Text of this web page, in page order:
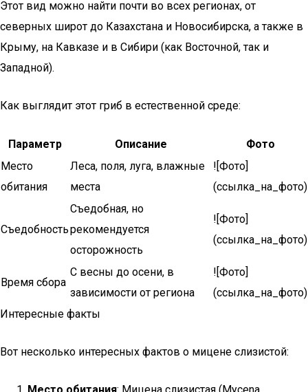
Этот вид можно найти почти во всех регионах, от
северных широт до Казахстана и Новосибирска, а также в
Крыму, на Кавказе и в Сибири (как Восточной, так и
Западной).
Как выглядит этот гриб в естественной среде:
Параметр Описание
Фото
Место
обитания
Леса, поля, луга, влажные
места
![Фото]
(ссылка_на_фото)
Съедобность
Съедобная, но
рекомендуется
осторожность
![Фото]
(ссылка_на_фото)
Время сбора
С весны до осени, в
зависимости от региона
![Фото]
(ссылка_на_фото)
Интересные факты
Вот несколько интересных фактов о мицене слизистой: